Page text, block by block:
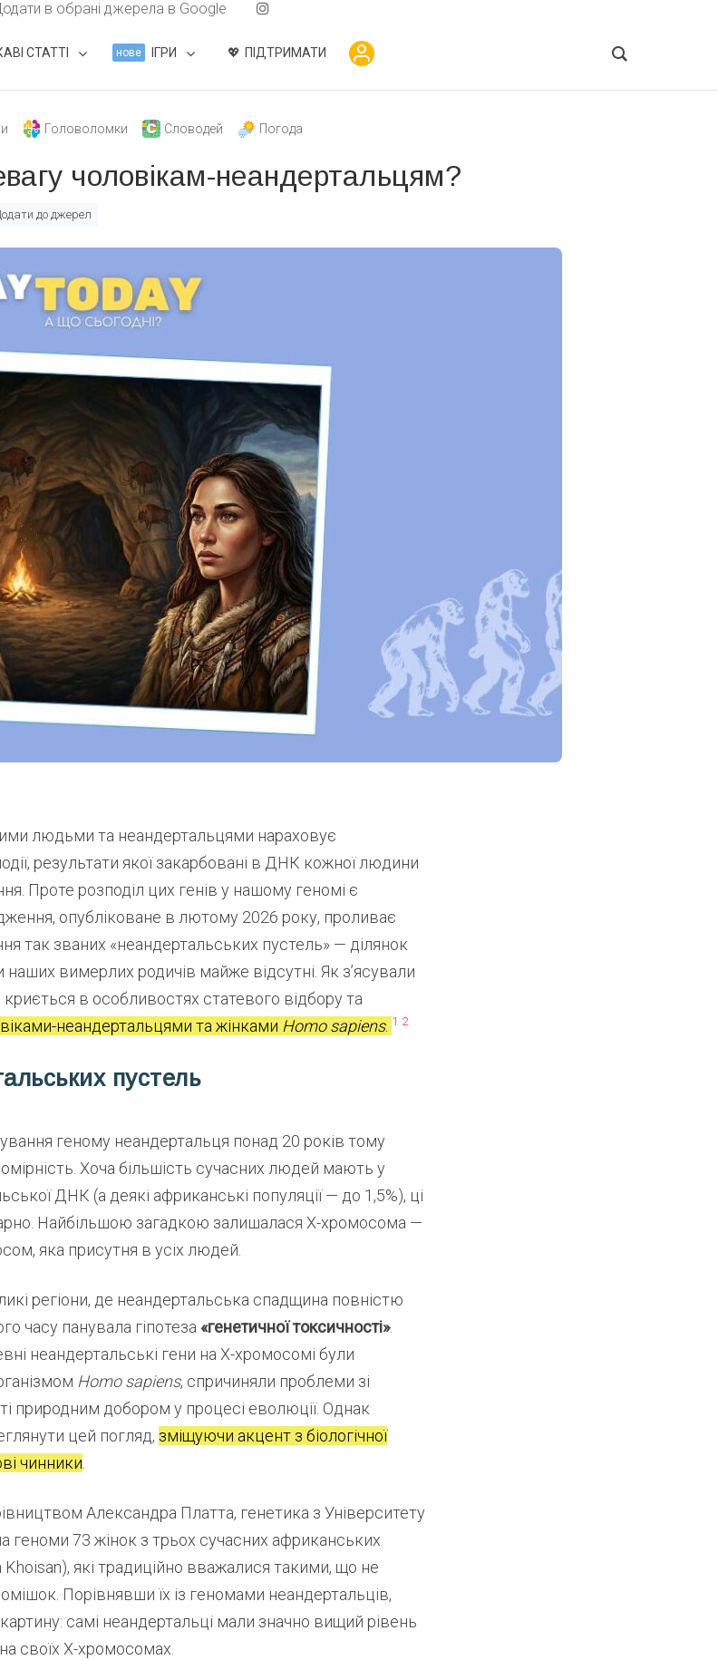
в обрані джерела в Google
СТАТТІ нове ІГРИ ПІДТРИМАТИ
Головоломки Словодей Погода
чоловікам-неандертальцям?
до джерел
людьми та неандертальцями нараховує
результати якої закарбовані в ДНК кожної людини
Проте розподіл цих генів у нашому геномі є
опубліковане в лютому 2026 року, проливає
так званих «неандертальських пустель» — ділянок
вимерлих родичів майже відсутні. Як з’ясували
в особливостях статевого відбору та
неандертальцями та жінками Homo sapiens. 1 2
пустель
геному неандертальця понад 20 років тому
Хоча більшість сучасних людей мають у
ДНК (а деякі африканські популяції — до 1,5%), ці
Найбільшою загадкою залишалася X-хромосома —
яка присутня в усіх людей.
регіони, де неандертальська спадщина повністю
часу панувала гіпотеза «генетичної токсичності».
неандертальські гени на X-хромосомі були
Homo sapiens, спричиняли проблеми зі
природним добором у процесі еволюції. Однак
цей погляд, зміщуючи акцент з біологічної
чинники
Александра Платта, генетика з Університету
геноми 73 жінок з трьох сучасних африканських
Khoisan), які традиційно вважалися такими, що не
Порівнявши їх із геномами неандертальців,
самі неандертальці мали значно вищий рівень
своїх X-хромосомах.